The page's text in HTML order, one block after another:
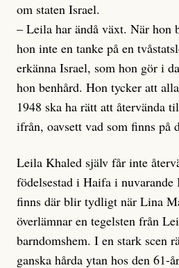
om staten Israel.
– Leila har ändå växt. När hon
hon inte en tanke på en
erkänna Israel, som hon gör i
hon benhård. Hon tycker att
1948 ska ha rätt att återvända
ifrån, oavsett vad som finns på
Leila Khaled själv får inte
födelsestad i Haifa i nuvarande
finns där blir tydligt när Lina
överlämnar en tegelsten från
barndomshem. I en stark scen
ganska hårda ytan hos den 61-